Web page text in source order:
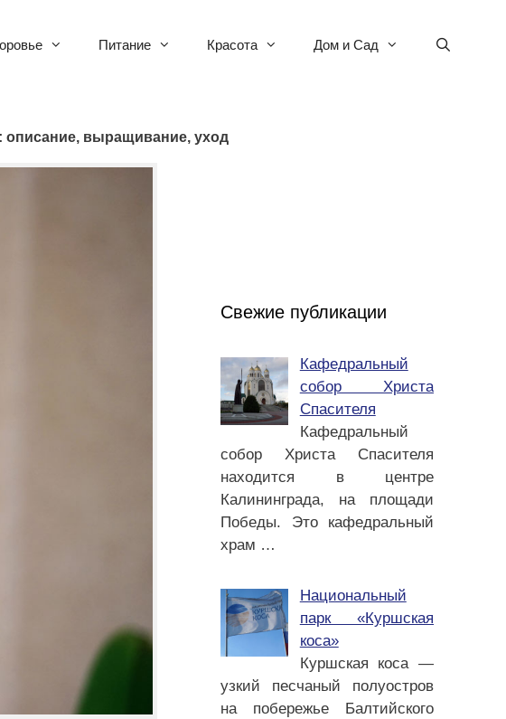
Питание Красота Дом и Сад
выращивание, уход
Свежие публикации
Кафедральный
собор Христа
Спасителя
Кафедральный
собор Христа Спасителя
находится в центре
Калининграда, на площади
Победы. Это кафедральный
храм …
Национальный
парк «Куршская
коса»
Куршская коса —
узкий песчаный полуостров
на побережье Балтийского